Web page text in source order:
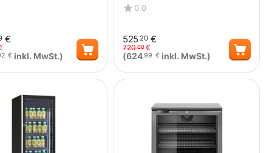
€
€ inkl. MwSt.)
0.0
525 20 €
72000€
(62499 € inkl. MwSt.)